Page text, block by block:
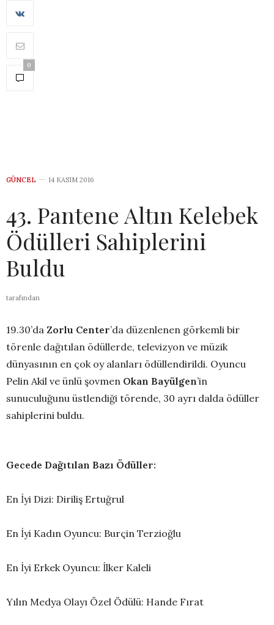
0
GÜNCEL 14 KASIM 2016
43. Pantene Altın Kelebek
Ödülleri Sahiplerini
Buldu
tarafından
19.30’da Zorlu Center’da düzenlenen görkemli bir
törenle dağıtılan ödüllerde, televizyon ve müzik
dünyasının en çok oy alanları ödüllendirildi. Oyuncu
Pelin Akil ve ünlü şovmen Okan Bayülgen’in
sunuculuğunu üstlendiği törende, 30 ayrı dalda ödüller
sahiplerini buldu.
Gecede Dağıtılan Bazı Ödüller:
En İyi Dizi: Diriliş Ertuğrul
En İyi Kadın Oyuncu: Burçin Terzioğlu
En İyi Erkek Oyuncu: İlker Kaleli
Yılın Medya Olayı Özel Ödülü: Hande Fırat